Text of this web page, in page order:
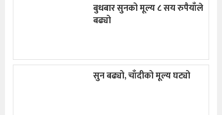
बुधबार सुनको मूल्य ८ सय रुपैयाँले
बढ्यो
सुन बढ्यो, चाँदीको मूल्य घट्यो